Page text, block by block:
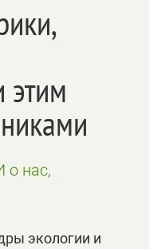
этим
нас,
экологии и